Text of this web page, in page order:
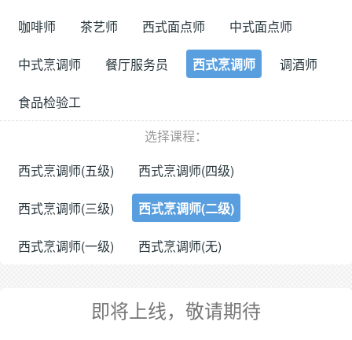
咖啡师
茶艺师 西式面点师 中式面点师
中式烹调师 餐厅服务员 西式烹调师 调酒师
食品检验工
选择课程：
西式烹调师(五级)
西式烹调师(四级)
西式烹调师(三级) 西式烹调师(二级)
西式烹调师(一级) 西式烹调师(无)
即将上线，敬请期待